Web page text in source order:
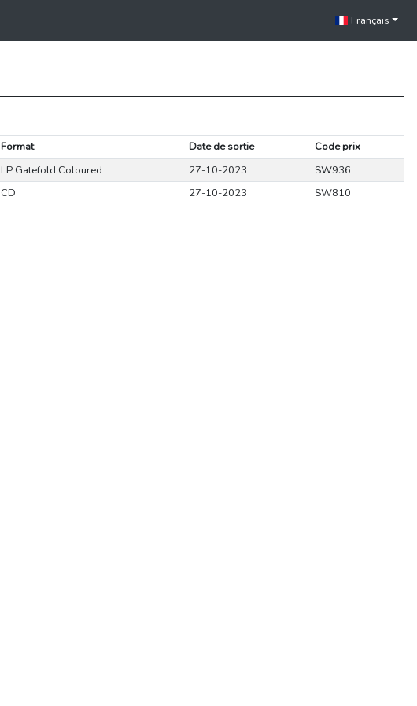
Français
Format Date de sortie
Code prix
LP Gatefold Coloured 27-10-2023
SW936
CD 27-10-2023 SW810